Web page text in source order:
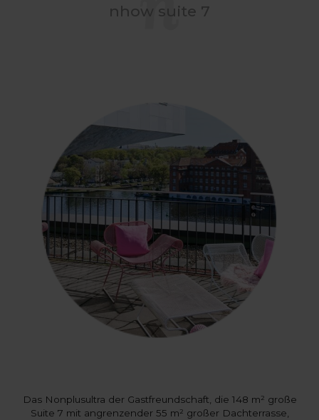
nhow suite 7
Das Nonplusultra der Gastfreundschaft, die 148 m² große
Suite 7 mit angrenzender 55 m² großer Dachterrasse,